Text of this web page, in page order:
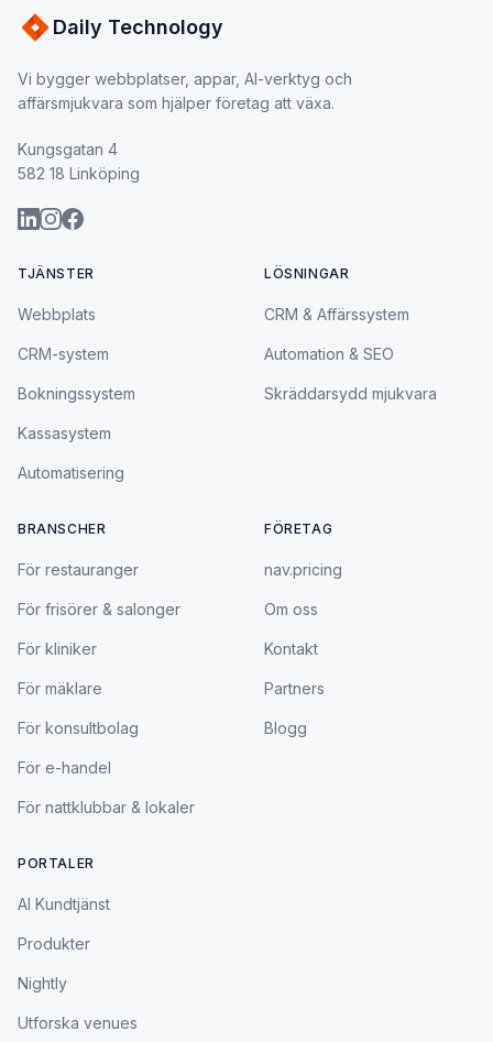
Daily Technology
Vi bygger webbplatser, appar, AI-verktyg och
affärsmjukvara som hjälper företag att växa.
Kungsgatan 4
582 18 Linköping
TJÄNSTER
Webbplats
CRM-system
Bokningssystem
Kassasystem
Automatisering
LÖSNINGAR
CRM & Affärssystem
Automation & SEO
Skräddarsydd mjukvara
BRANSCHER
För restauranger
För frisörer & salonger
För kliniker
För mäklare
För konsultbolag
För e-handel
För nattklubbar & lokaler
FÖRETAG
nav.pricing
Om oss
Kontakt
Partners
Blogg
PORTALER
AI Kundtjänst
Produkter
Nightly
Utforska venues